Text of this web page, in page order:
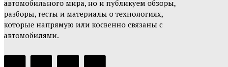
автомобильного мира, но и публикуем обзоры,
разборы, тесты и материалы о технологиях,
которые напрямую или косвенно связаны с
автомобилями.